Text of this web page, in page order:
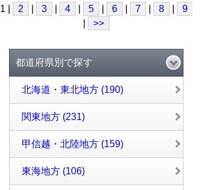
1 |
2 3 4 5 6 7 8 9
>>
都道府県別で探す
北海道・東北地方 (190)
関東地方 (231)
甲信越・北陸地方 (159)
東海地方 (106)